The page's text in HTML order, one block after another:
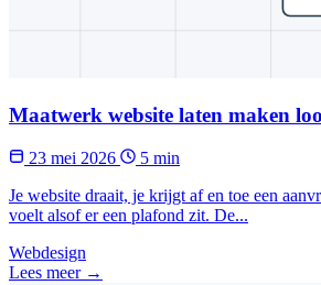
Maatwerk website laten maken
23 mei 2026
5 min
Je website draait, je krijgt af en toe een
voelt alsof er een plafond zit. De...
Webdesign
Lees meer →